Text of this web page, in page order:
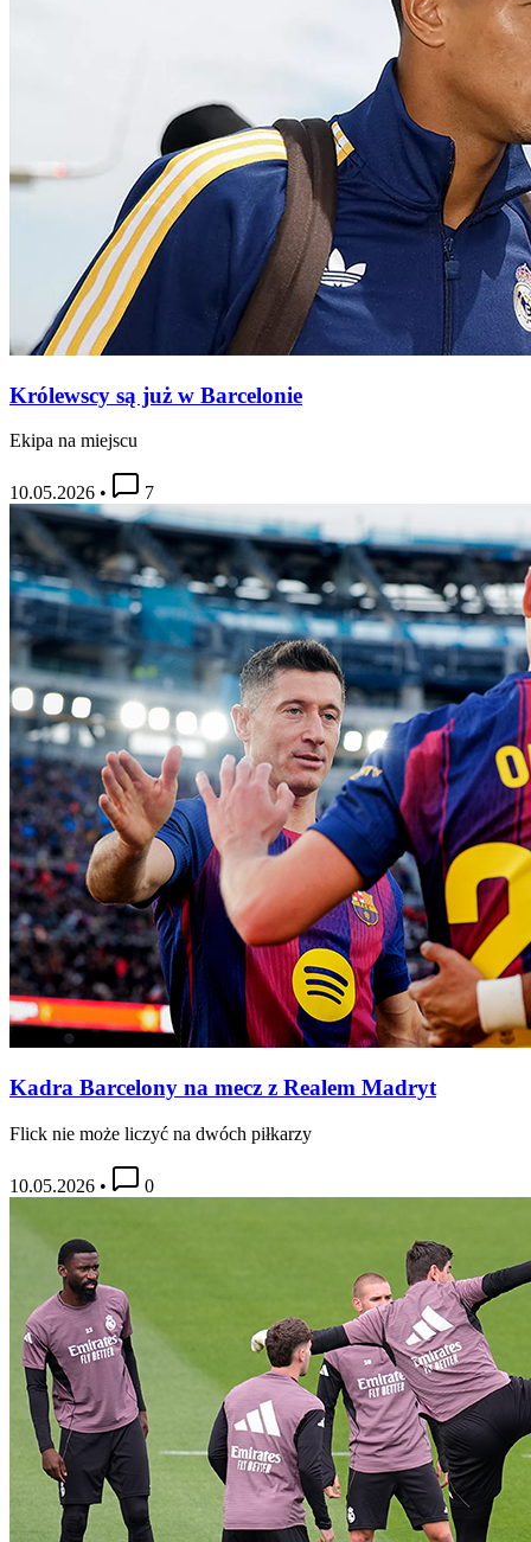
Królewscy są już w Barcelonie
Ekipa na miejscu
10.05.2026 • 7
Kadra Barcelony na mecz z Realem Madryt
Flick nie może liczyć na dwóch piłkarzy
10.05.2026 • 0